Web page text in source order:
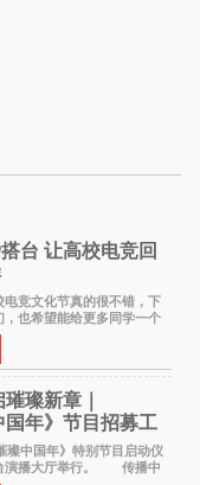
台 让高校电竞回
竞文化节真的很不错，下
，也希望能给更多同学一个
卓威高校电竞文化节
动结束后，仍有不少高校电
璨新章｜
年》节目招募工
中国年》特别节目启动仪
演播大厅举行。 传播中